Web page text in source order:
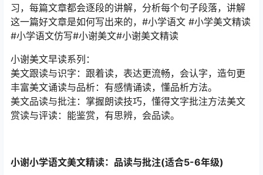
习，每篇文章都会逐段的讲解，分析每个句子段落，讲解
这一篇好文章是如何写出来的，#小学语文 #小学美文精读
#小学语文仿写#小谢美文#小谢美文精读
小谢美文早读系列：
美文跟读与识字：跟着读，表达更流畅，会认字，造句更
丰富美文诵读与品析：有感情诵读，懂品析方法。
美文品读与批注：掌握朗读技巧，懂得文字批注方法美文
赏读与评读：能鉴赏，有思辨，会品读。
小谢小学语文美文精读：品读与批注(适合5-6年级)